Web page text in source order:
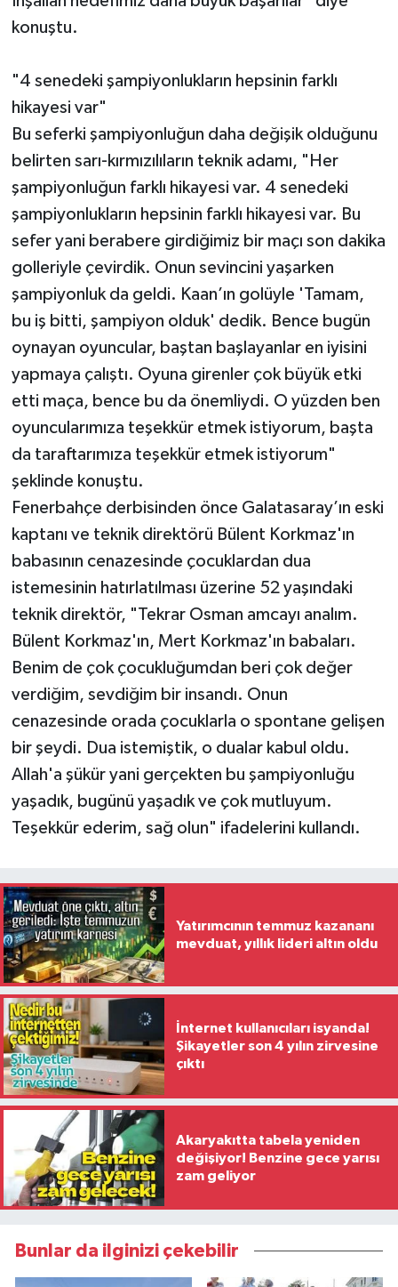
konuştu.
"4 senedeki şampiyonlukların hepsinin farklı
hikayesi var"
Bu seferki şampiyonluğun daha değişik olduğunu
belirten sarı-kırmızılıların teknik adamı, "Her
şampiyonluğun farklı hikayesi var. 4 senedeki
şampiyonlukların hepsinin farklı hikayesi var. Bu
sefer yani berabere girdiğimiz bir maçı son dakika
golleriyle çevirdik. Onun sevincini yaşarken
şampiyonluk da geldi. Kaan’ın golüyle 'Tamam,
bu iş bitti, şampiyon olduk' dedik. Bence bugün
oynayan oyuncular, baştan başlayanlar en iyisini
yapmaya çalıştı. Oyuna girenler çok büyük etki
etti maça, bence bu da önemliydi. O yüzden ben
oyuncularımıza teşekkür etmek istiyorum, başta
da taraftarımıza teşekkür etmek istiyorum"
şeklinde konuştu.
Fenerbahçe derbisinden önce Galatasaray’ın eski
kaptanı ve teknik direktörü Bülent Korkmaz'ın
babasının cenazesinde çocuklardan dua
istemesinin hatırlatılması üzerine 52 yaşındaki
teknik direktör, "Tekrar Osman amcayı analım.
Bülent Korkmaz'ın, Mert Korkmaz'ın babaları.
Benim de çok çocukluğumdan beri çok değer
verdiğim, sevdiğim bir insandı. Onun
cenazesinde orada çocuklarla o spontane gelişen
bir şeydi. Dua istemiştik, o dualar kabul oldu.
Allah'a şükür yani gerçekten bu şampiyonluğu
yaşadık, bugünü yaşadık ve çok mutluyum.
Teşekkür ederim, sağ olun" ifadelerini kullandı.
Yatırımcının temmuz kazananı
mevduat, yıllık lideri altın oldu
İnternet kullanıcıları isyanda!
Şikayetler son 4 yılın zirvesine
çıktı
Akaryakıtta tabela yeniden
değişiyor! Benzine gece yarısı
zam geliyor
Bunlar da ilginizi çekebilir